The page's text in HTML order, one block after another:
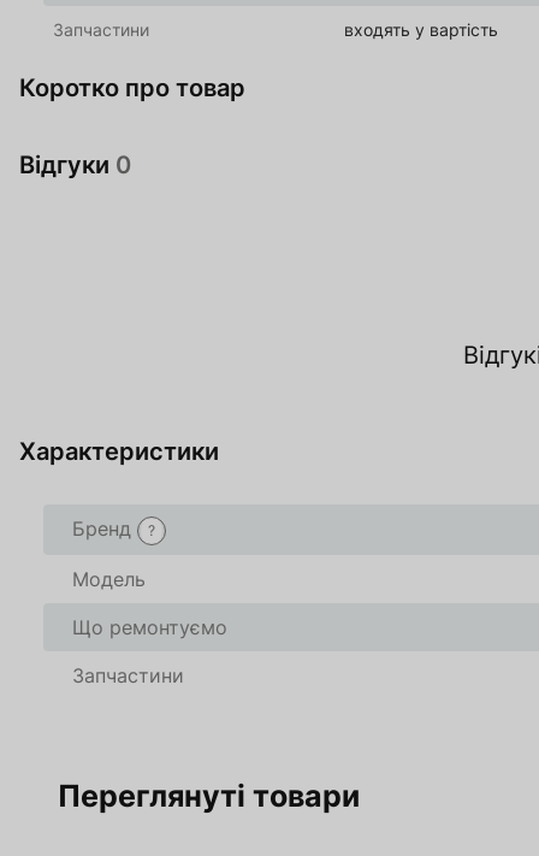
Запчастини входять у вартість
Коротко про товар
Відгуки 0
Характеристики
Бренд ?
Модель
Що ремонтуємо
Запчастини
Переглянуті товари